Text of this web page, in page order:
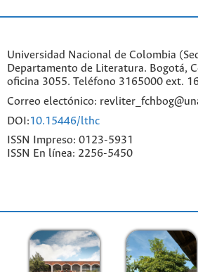
Universidad Nacional de Colombia
Departamento de Literatura. Bogotá,
oficina 3055. Teléfono 3165000 ext.
Correo electónico:
DOI:10.15446/lthc
ISSN Impreso: 0123-5931
ISSN En línea: 2256-5450